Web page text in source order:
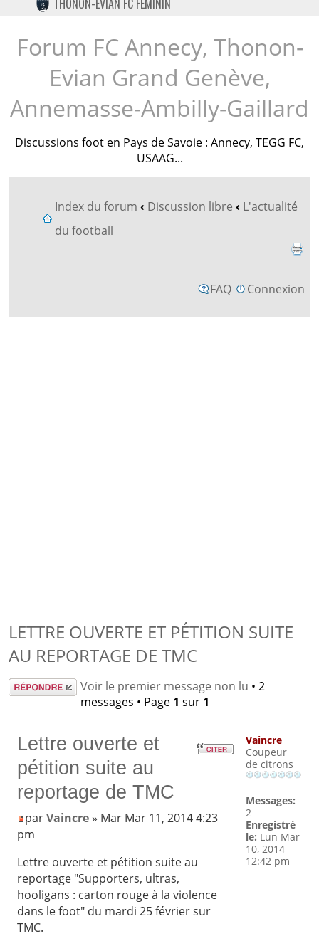
TWITTER
INSTAGRAM
THONON-EVIAN FC FÉMININ
Forum FC Annecy, Thonon-
Evian Grand Genève,
Annemasse-Ambilly-Gaillard
Discussions foot en Pays de Savoie : Annecy, TEGG FC,
USAAG...
Index du forum ‹ Discussion libre ‹ L'actualité
du football
FAQ Connexion
LETTRE OUVERTE ET PÉTITION SUITE
AU REPORTAGE DE TMC
Répondre Voir le premier message non lu • 2
messages • Page 1 sur 1
Lettre ouverte et
pétition suite au
reportage de TMC
parVaincre» Mar Mar 11, 2014 4:23
pm
Lettre ouverte et pétition suite au
reportage "Supporters, ultras,
hooligans : carton rouge à la violence
dans le foot" du mardi 25 février sur
TMC.
Vaincre
Coupeur
de citrons
Messages:
2
Enregistré
le: Lun Mar
10, 2014
12:42 pm